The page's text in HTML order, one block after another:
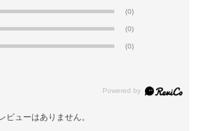
(0)
(0)
(0)
ビューはありません。